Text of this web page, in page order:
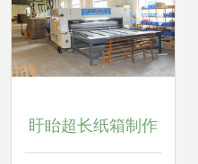
盱眙超长纸箱制作